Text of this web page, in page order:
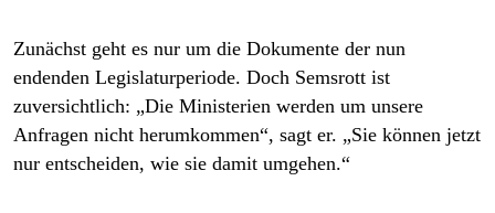
Zunächst geht es nur um die Dokumente der nun
endenden Legislaturperiode. Doch Semsrott ist
zuversichtlich: „Die Ministerien werden um unsere
Anfragen nicht herumkommen“, sagt er. „Sie können jetzt
nur entscheiden, wie sie damit umgehen.“